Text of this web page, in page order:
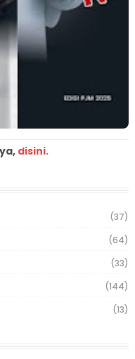
disini.
(37)
(64)
(33)
(144)
(13)